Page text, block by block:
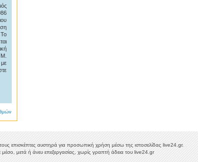
Το
με
επισκέπτες αυστηρά για προσωπική χρήση μέσω της ιστοσελίδας live24.gr.
μετά ή άνευ επεξεργασίας, χωρίς γραπτή άδεια του live24.gr